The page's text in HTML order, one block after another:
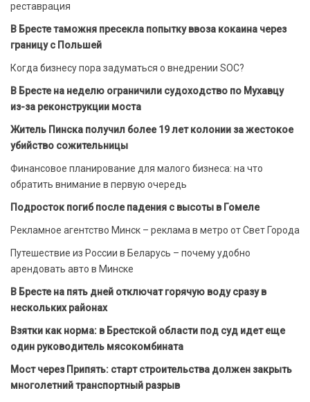
реставрация
В Бресте таможня пресекла попытку ввоза кокаина через
границу с Польшей
Когда бизнесу пора задуматься о внедрении SOC?
В Бресте на неделю ограничили судоходство по Мухавцу
из-за реконструкции моста
Житель Пинска получил более 19 лет колонии за жестокое
убийство сожительницы
Финансовое планирование для малого бизнеса: на что
обратить внимание в первую очередь
Подросток погиб после падения с высоты в Гомеле
Рекламное агентство Минск – реклама в метро от Свет Города
Путешествие из России в Беларусь – почему удобно
арендовать авто в Минске
В Бресте на пять дней отключат горячую воду сразу в
нескольких районах
Взятки как норма: в Брестской области под суд идет еще
один руководитель мясокомбината
Мост через Припять: старт строительства должен закрыть
многолетний транспортный разрыв